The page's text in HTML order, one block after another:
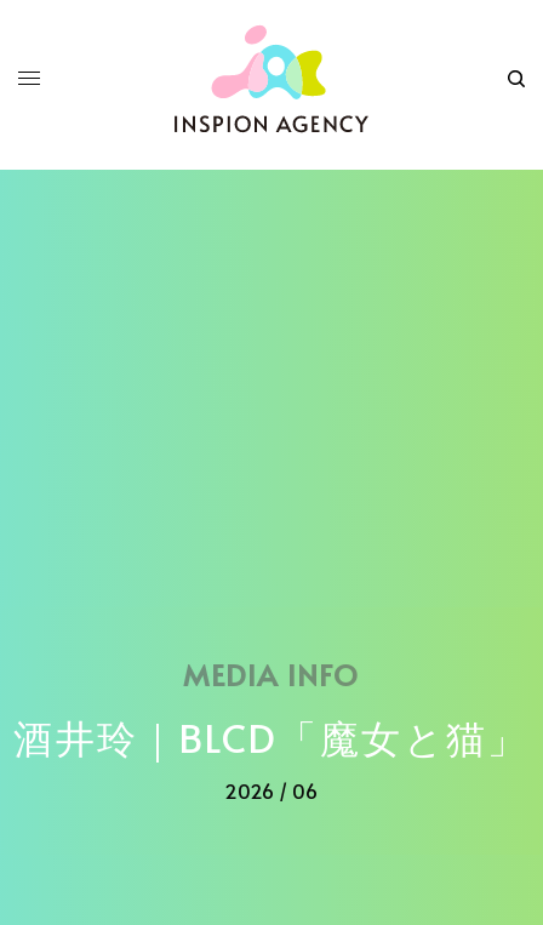
MEDIA INFO
酒井玲｜BLCD「魔女と猫」
2026 / 06